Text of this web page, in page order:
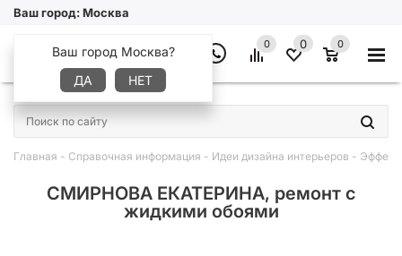
Ваш город:Москва
Ваш город Москва?
ДА
НЕТ
0 0 0
×
Главная - Справочная информация - Идеи дизайна интерьеров -
СМИРНОВА ЕКАТЕРИНА, ремонт с
жидкими обоями